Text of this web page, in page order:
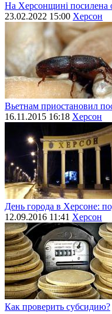
На Херсонщині посилена
23.02.2022 15:00 Херсон
Вьетнам приостановил
16.11.2015 16:18 Херсон
День города в Херсоне:
12.09.2016 11:41 Херсон
Как проверить субсидию?